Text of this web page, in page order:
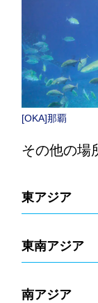
[OKA]那覇
その他の場
東アジア
東南アジア
南アジア